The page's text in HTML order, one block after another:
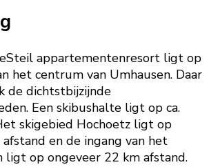
appartementenresort ligt op
het centrum van Umhausen. Daar
de dichtstbijzijnde
Een skibushalte ligt op ca.
skigebied Hochoetz ligt op
en de ingang van het
ligt op ongeveer 22 km afstand.